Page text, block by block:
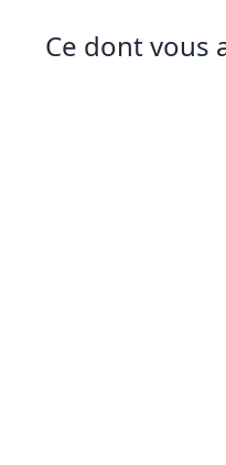
Ce dont vous